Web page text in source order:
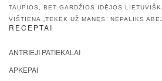
TAUPIOS, BET GARDŽIOS IDĖJOS
VIŠTIENA „TEKĖK UŽ MANĘS“ NEPALIKS
RECEPTAI
ANTRIEJI PATIEKALAI
APKEPAI